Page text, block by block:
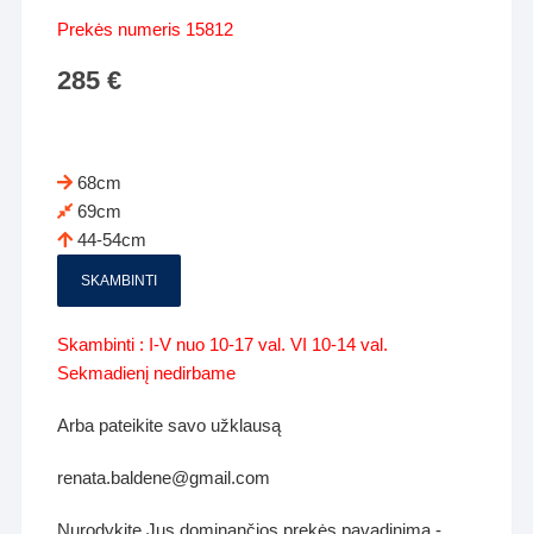
Prekės numeris 15812
285€
68cm
69cm
44-54cm
SKAMBINTI
Skambinti : I-V nuo 10-17 val. VI 10-14 val.
Sekmadienį nedirbame
Arba pateikite savo užklausą
renata.baldene@gmail.com
Nurodykite Jus dominančios prekės pavadinimą -